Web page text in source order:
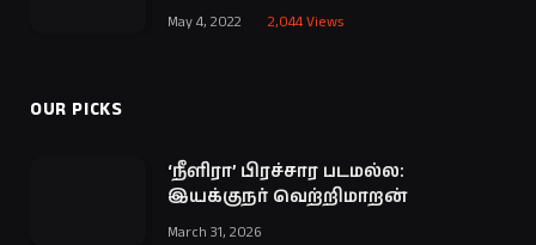
May 4, 2022 2,044Views
OUR PICKS
‘நீளிரா’ பிரச்சார படமல்ல:
இயக்குநர் வெற்றிமாறன்
March 31, 2026